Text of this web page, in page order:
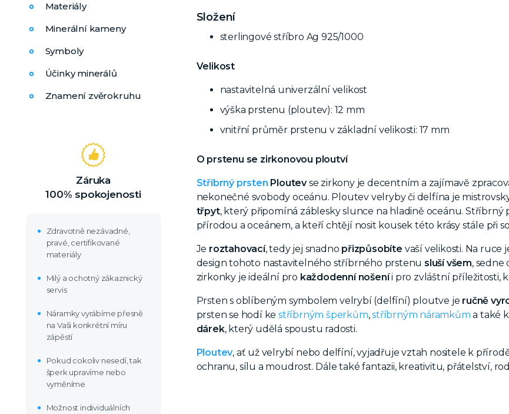
Materiály
Minerální kameny
Symboly
Účinky minerálů
Znamení zvěrokruhu
Záruka
100% spokojenosti
Zdravotně nezávadné,
pravé, certifikované
materiály
Milý a ochotný zákaznický
servis
Náramky vyrábíme přesně
na Vaši konkrétní míru
zápěstí
Pokud cokoliv nesedí, tak
šperk upravíme nebo
vyměníme
Možnost individuálních
Složení
sterlingové stříbro Ag 925/1000
Velikost
nastavitelná univerzální velikost
výška prstenu (ploutev): 12 mm
vnitřní průměr prstenu v základní velikosti: 17 mm
O prstenu se zirkonovou ploutví
Stříbrný prsten Ploutevse zirkony je decentním a zajímavě
nekonečné svobody oceánu. Ploutev velryby či delfína je
třpyt, který připomíná záblesky slunce na hladině oceánu.Stříbrný
přírodou a oceánem, a kteří chtějí nosit kousek této krásy stále při
Je roztahovací, tedy jej snadno přizpůsobíte vaší velikosti. Na ruce
design tohoto nastavitelného stříbrného prstenu sluší všem,
zirkonky je ideální pro každodenní nošeníi pro zvláštní příležitosti,
Prsten s oblíbeným symbolem velrybí (delfíní) ploutve je ručně
prsten se hodí kestříbrným šperkům,stříbrným náramkům a také k
dárek, který udělá spoustu radosti.
Ploutev, ať už velrybí nebo delfíní, vyjadřuje vztah nositele k
ochranu, sílu a moudrost. Dále také fantazii, kreativitu, přátelství,